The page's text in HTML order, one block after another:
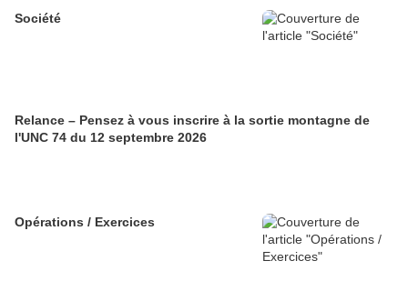
Société
Relance – Pensez à vous inscrire à la sortie montagne de
l'UNC 74 du 12 septembre 2026
Opérations / Exercices